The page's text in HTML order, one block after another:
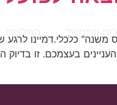
משנה" כלכלי.דמיינו
בעצמכם. זו